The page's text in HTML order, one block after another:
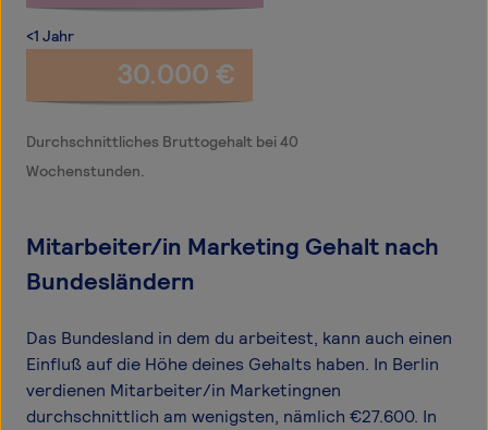
<1 Jahr
30.000 €
Durchschnittliches Bruttogehalt bei 40
Wochenstunden.
Mitarbeiter/in Marketing Gehalt nach
Bundesländern
Das Bundesland in dem du arbeitest, kann auch einen
Einfluß auf die Höhe deines Gehalts haben. In Berlin
verdienen Mitarbeiter/in Marketingnen
durchschnittlich am wenigsten, nämlich €27.600. In